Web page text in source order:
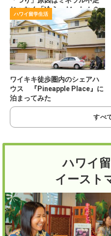
じゃなく「冷え」だった！？
ハワイ留学生活
ワイキキ徒歩圏内のシェアハ
ウス 『Pineapple Place』に
泊まってみた
すべ
ハワイ
イースト